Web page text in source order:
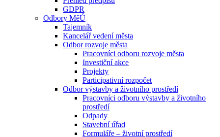
GDPR
Odbory MěÚ
Tajemník
Kancelář vedení města
Odbor rozvoje města
Pracovníci odboru rozvoje města
Investiční akce
Projekty
Participativní rozpočet
Odbor výstavby a životního prostředí
Pracovníci odboru výstavby a životního
prostředí
Odpady
Stavební úřad
Formuláře – životní prostředí